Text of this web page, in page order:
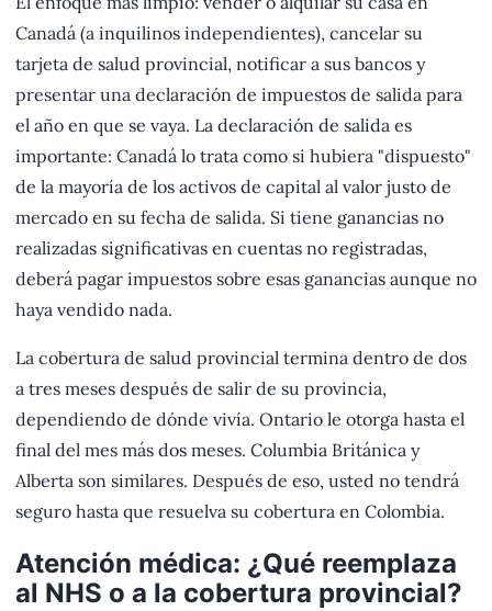
Canadá (a inquilinos independientes), cancelar su
tarjeta de salud provincial, notificar a sus bancos y
presentar una declaración de impuestos de salida para
el año en que se vaya. La declaración de salida es
importante: Canadá lo trata como si hubiera "dispuesto"
de la mayoría de los activos de capital al valor justo de
mercado en su fecha de salida. Si tiene ganancias no
realizadas significativas en cuentas no registradas,
deberá pagar impuestos sobre esas ganancias aunque no
haya vendido nada.
La cobertura de salud provincial termina dentro de dos
a tres meses después de salir de su provincia,
dependiendo de dónde vivía. Ontario le otorga hasta el
final del mes más dos meses. Columbia Británica y
Alberta son similares. Después de eso, usted no tendrá
seguro hasta que resuelva su cobertura en Colombia.
Atención médica: ¿Qué reemplaza
al NHS o a la cobertura provincial?